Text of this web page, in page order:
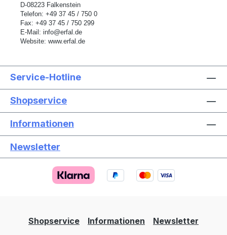
D-08223 Falkenstein
Telefon: +49 37 45 / 750 0
Fax: +49 37 45 / 750 299
E-Mail: info@erfal.de
Website: www.erfal.de
Service-Hotline
Shopservice
Informationen
Newsletter
Shopservice Informationen Newsletter
Text vergrößern
Farben invertieren Monochrom